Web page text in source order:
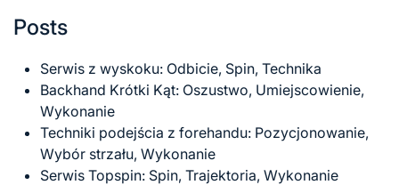
Posts
Serwis z wyskoku: Odbicie, Spin, Technika
Backhand Krótki Kąt: Oszustwo, Umiejscowienie,
Wykonanie
Techniki podejścia z forehandu: Pozycjonowanie,
Wybór strzału, Wykonanie
Serwis Topspin: Spin, Trajektoria, Wykonanie